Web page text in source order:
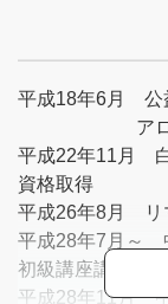
平成18年6月 公
アロマテラ
平成22年11月
資格取得
平成26年8月 リ
平成28年7月～
初級講座講師
平成28年11月